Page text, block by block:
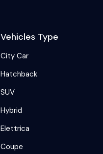
Vehicles Type
City Car
Hatchback
SUV
Hybrid
Elettrica
Coupe